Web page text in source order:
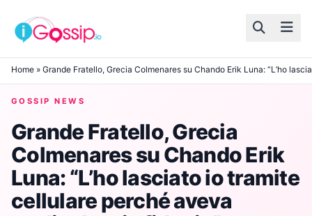
Skip to content
Home » Grande Fratello, Grecia Colmenares su Chando Erik Luna: “L’ho
GOSSIP NEWS
Grande Fratello, Grecia
Colmenares su Chando Erik
Luna: “L’ho lasciato io tramite
cellulare perché aveva